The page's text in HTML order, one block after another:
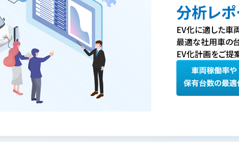
分析レ
EV化に適した車
最適な社用車の
EV化計画をご提